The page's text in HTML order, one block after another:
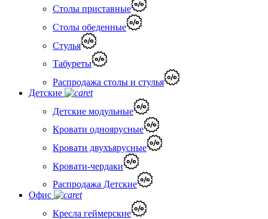
Столы приставные
Столы обеденные
Стулья
Табуреты
Распродажа столы и стулья
Детские
Детские модульные
Кровати одноярусные
Кровати двухъярусные
Кровати-чердаки
Распродажа Детские
Офис
Кресла геймерские